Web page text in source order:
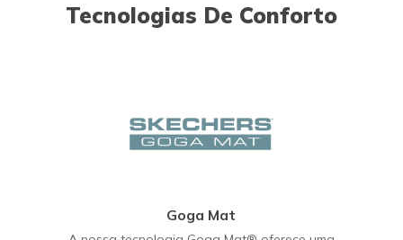
Tecnologias De Conforto
Goga Mat